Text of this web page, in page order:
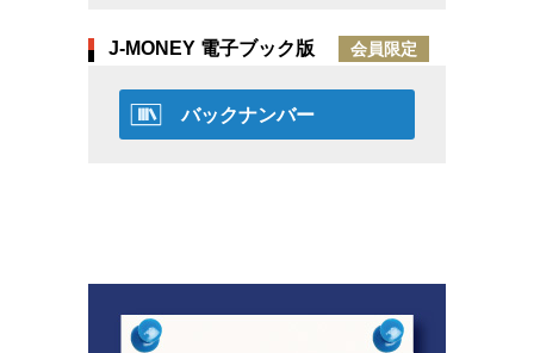
J-MONEY 電子ブック版 会員限定
バックナンバー